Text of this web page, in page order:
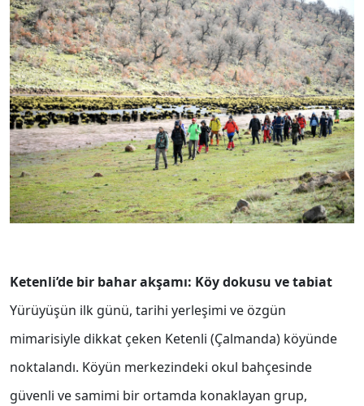
Ketenli’de bir bahar akşamı: Köy dokusu ve tabiat
Yürüyüşün ilk günü, tarihi yerleşimi ve özgün
mimarisiyle dikkat çeken Ketenli (Çalmanda) köyünde
noktalandı. Köyün merkezindeki okul bahçesinde
güvenli ve samimi bir ortamda konaklayan grup,